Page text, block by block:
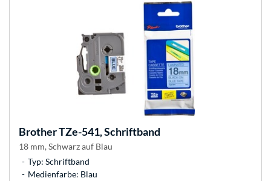
BrotherTZe-541, Schriftband
18 mm, Schwarz auf Blau
Typ: Schriftband
Medienfarbe: Blau